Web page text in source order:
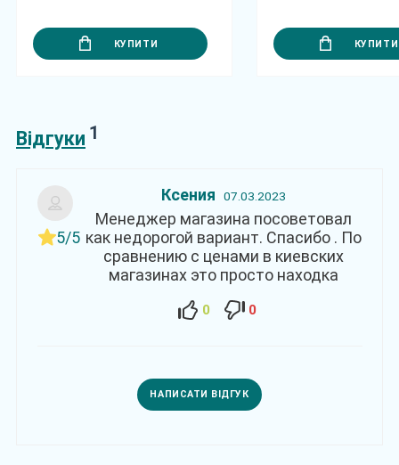
КУПИТИ КУПИТИ
Відгуки 1
5/5
Ксения 07.03.2023
Менеджер магазина посоветовал
как недорогой вариант. Спасибо . По
сравнению с ценами в киевских
магазинах это просто находка
0 0
НАПИСАТИ ВІДГУК